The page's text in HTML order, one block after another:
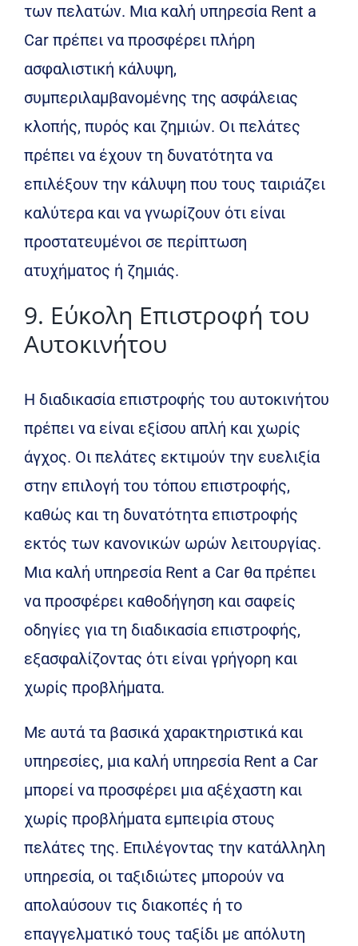
των πελατών. Μια καλή υπηρεσία Rent a
Car πρέπει να προσφέρει πλήρη
ασφαλιστική κάλυψη,
συμπεριλαμβανομένης της ασφάλειας
κλοπής, πυρός και ζημιών. Οι πελάτες
πρέπει να έχουν τη δυνατότητα να
επιλέξουν την κάλυψη που τους ταιριάζει
καλύτερα και να γνωρίζουν ότι είναι
προστατευμένοι σε περίπτωση
ατυχήματος ή ζημιάς.
9. Εύκολη Επιστροφή του
Αυτοκινήτου
Η διαδικασία επιστροφής του αυτοκινήτου
πρέπει να είναι εξίσου απλή και χωρίς
άγχος. Οι πελάτες εκτιμούν την ευελιξία
στην επιλογή του τόπου επιστροφής,
καθώς και τη δυνατότητα επιστροφής
εκτός των κανονικών ωρών λειτουργίας.
Μια καλή υπηρεσία Rent a Car θα πρέπει
να προσφέρει καθοδήγηση και σαφείς
οδηγίες για τη διαδικασία επιστροφής,
εξασφαλίζοντας ότι είναι γρήγορη και
χωρίς προβλήματα.
Με αυτά τα βασικά χαρακτηριστικά και
υπηρεσίες, μια καλή υπηρεσία Rent a Car
μπορεί να προσφέρει μια αξέχαστη και
χωρίς προβλήματα εμπειρία στους
πελάτες της. Επιλέγοντας την κατάλληλη
υπηρεσία, οι ταξιδιώτες μπορούν να
απολαύσουν τις διακοπές ή το
επαγγελματικό τους ταξίδι με απόλυτη